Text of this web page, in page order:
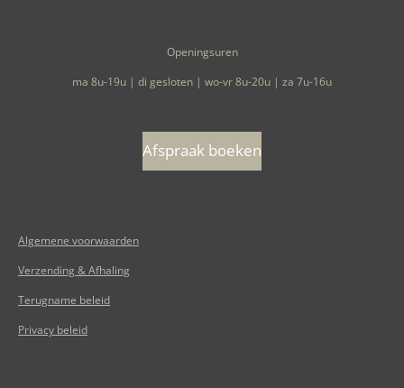
Openingsuren
ma 8u-19u | di gesloten | wo-vr 8u-20u | za 7u-16u
Afspraak boeken
Algemene voorwaarden
Verzending & Afhaling
Terugname beleid
Privacy beleid